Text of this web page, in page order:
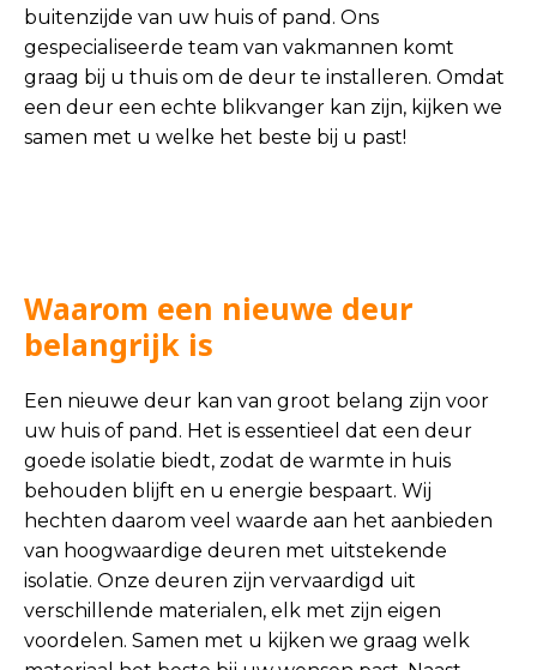
buitenzijde van uw huis of pand. Ons
gespecialiseerde team van vakmannen komt
graag bij u thuis om de deur te installeren. Omdat
een deur een echte blikvanger kan zijn, kijken we
samen met u welke het beste bij u past!
Waarom een nieuwe deur
belangrijk is
Een nieuwe deur kan van groot belang zijn voor
uw huis of pand. Het is essentieel dat een deur
goede isolatie biedt, zodat de warmte in huis
behouden blijft en u energie bespaart. Wij
hechten daarom veel waarde aan het aanbieden
van hoogwaardige deuren met uitstekende
isolatie. Onze deuren zijn vervaardigd uit
verschillende materialen, elk met zijn eigen
voordelen. Samen met u kijken we graag welk